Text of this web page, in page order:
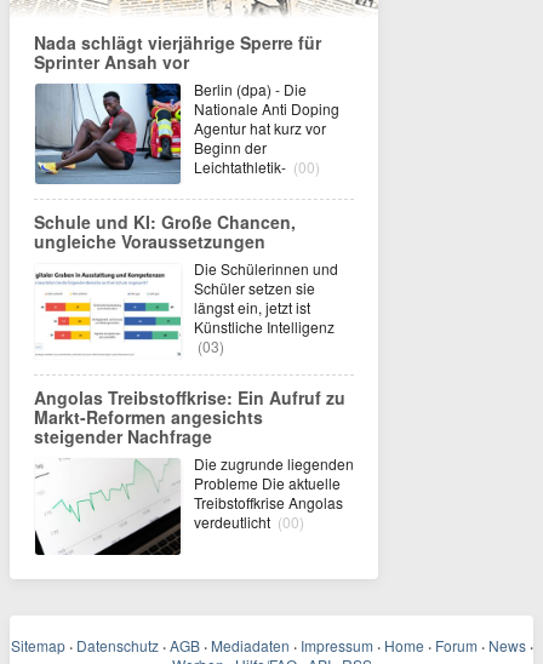
Nada schlägt vierjährige Sperre für
Sprinter Ansah vor
Berlin (dpa) - Die
Nationale Anti Doping
Agentur hat kurz vor
Beginn der
Leichtathletik- (00)
Schule und KI: Große Chancen,
ungleiche Voraussetzungen
Die Schülerinnen und
Schüler setzen sie
längst ein, jetzt ist
Künstliche Intelligenz
(03)
Angolas Treibstoffkrise: Ein Aufruf zu
Markt-Reformen angesichts
steigender Nachfrage
Die zugrunde liegenden
Probleme Die aktuelle
Treibstoffkrise Angolas
verdeutlicht (00)
Sitemap · Datenschutz · AGB · Mediadaten · Impressum · Home · Forum · News ·